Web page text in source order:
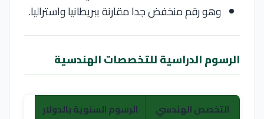
وهو رقم منخفض جدا مقارنة ببريطانيا واستراليا.
الرسوم الدراسية للتخصصات الهندسية
التخصص الهندسي
الرسوم السنوية بالدولار